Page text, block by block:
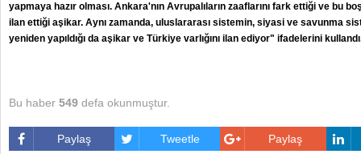
yapmaya hazır olması. Ankara'nın Avrupalıların zaaflarını fark ettiği ve bu
ilan ettiği aşikar. Aynı zamanda, uluslararası sistemin, siyasi ve savunma
yeniden yapıldığı da aşikar ve Türkiye varlığını ilan ediyor" ifadelerini
Bu haber 549 defa okunmuştur.
Paylaş Tweetle Paylaş